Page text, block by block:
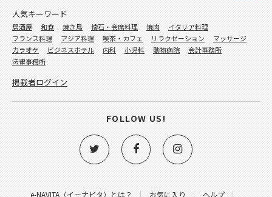
e-NAVITA（イーナビタ）とは？ お気に入り ヘルプ
人気キーワード
居酒屋 和食 焼き鳥 懐石・会席料理 焼肉
イタリア料理
フランス料理
アジア料理 喫茶・カフェ リラクゼーション
マッサージ
カラオケ
ビジネスホテル 内科 小児科 動物病院
会計事務所
法律事務所
掲載者ログイン
FOLLOW US!